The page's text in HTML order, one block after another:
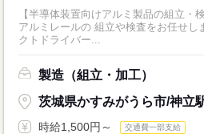
【半導体装置向けアルミ製品の組立・検査】 半導体製造に
アルミレールの 組立や検査をお任せします。 具体的には…
クトドライバー...
製造（組立・加工）
茨城県かすみがうら市/神立
時給1,500円～ 交通費一部支給